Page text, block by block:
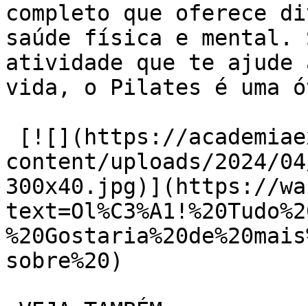
completo que oferece
saúde física e mental.
atividade que te ajude
vida, o Pilates é uma
content/uploads/2024/
300x40.jpg)](https://
sobre%20)